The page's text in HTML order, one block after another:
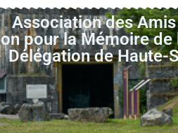
Association des
pour la Mémoire
Délégation de Haute-